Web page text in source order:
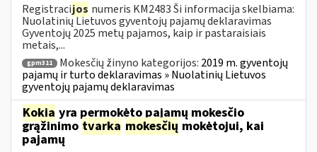
Registracijos numeris KM2483 Ši informacija skelbiama:
Nuolatinių Lietuvos gyventojų pajamų deklaravimas
Gyventojų 2025 metų pajamos, kaip ir pastaraisiais
metais,...
gpm311 Mokesčių žinyno kategorijos: 2019 m. gyventojų
pajamų ir turto deklaravimas » Nuolatinių Lietuvos
gyventojų pajamų deklaravimas
Kokia yra permokėto pajamų mokesčio
grąžinimo tvarka mokesčių mokėtojui, kai
pajamų